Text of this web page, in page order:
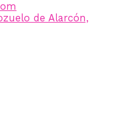
de Alarcón,